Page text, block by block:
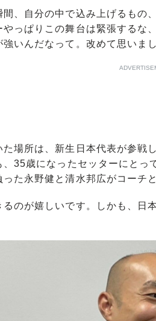
間、自分の中で込み上げるも
っぱりこの舞台は緊張するな
いんだなって。改めて思いまし
場所は、新生日本代表が参戦
35歳になったセッターにとっ
た永野健と清水邦広がコーチ
るのが嬉しいです。しかも、日